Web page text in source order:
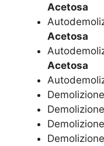
Acetosa
Acetosa
Acetosa